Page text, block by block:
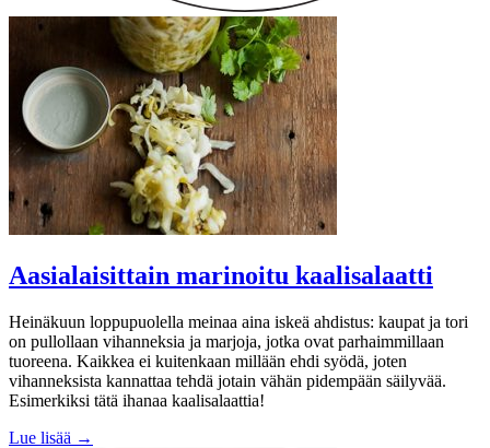
Aasialaisittain marinoitu kaalisalaatti
Heinäkuun loppupuolella meinaa aina iskeä ahdistus: kaupat ja tori
on pullollaan vihanneksia ja marjoja, jotka ovat parhaimmillaan
tuoreena. Kaikkea ei kuitenkaan millään ehdi syödä, joten
vihanneksista kannattaa tehdä jotain vähän pidempään säilyvää.
Esimerkiksi tätä ihanaa kaalisalaattia!
Lue lisää →